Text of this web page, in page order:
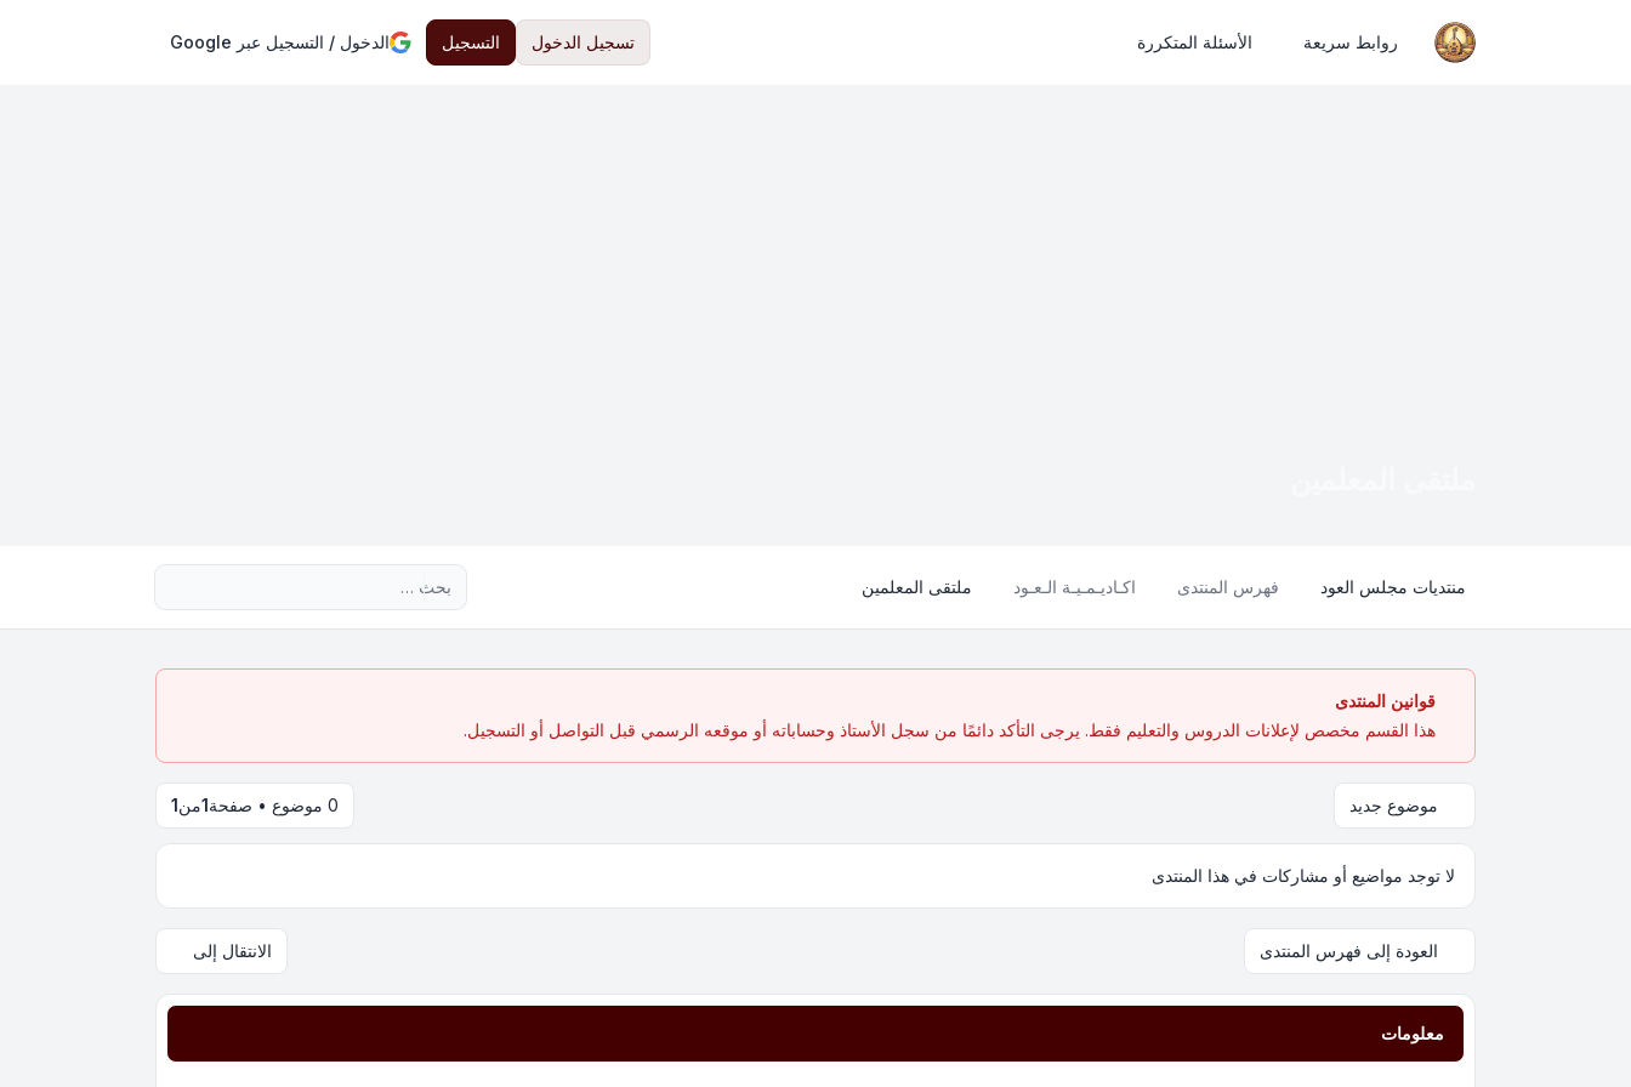
روابط سريعة الأسئلة المتكررة تسجيل الدخول التسجيل الدخول / التسجيل عبر Google
منتديات مجلس العود فهرس المنتدى اكـاديـمـيـة الـعـود ملتقى المعلمين
قوانين المنتدى
هذا القسم مخصص لإعلانات الدروس والتعليم فقط. يرجى التأكد دائمًا من سجل الأستاذ وحساباته أو موقعه الرسمي قبل التواصل أو التسجيل.
موضوع جديد 0 موضوع • صفحة 1من1
لا توجد مواضيع أو مشاركات في هذا المنتدى
العودة إلى فهرس المنتدى الانتقال إلى
معلومات